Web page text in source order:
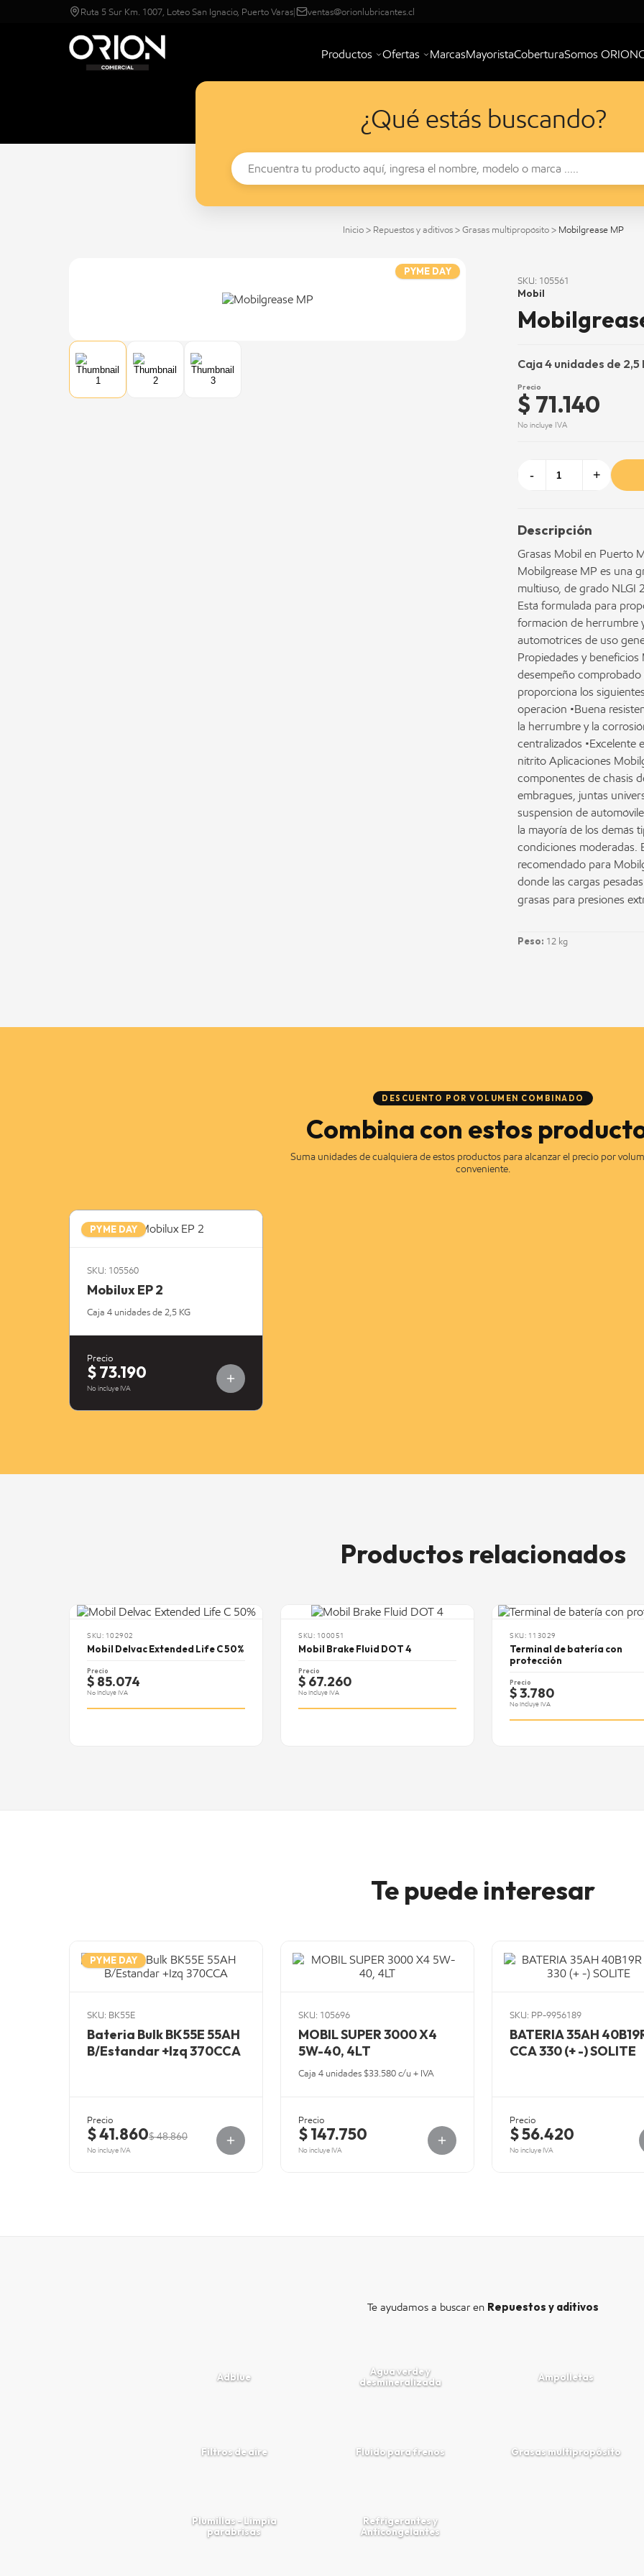
Ruta 5 Sur Km. 1007, Loteo San Ignacio, Puerto Varas| ventas@orionlubricantes.cl
Productos Ofertas MarcasMayoristaCoberturaSomos ORION
¿Qué estás buscando?
Inicio > Repuestos y aditivos > Grasas multipropósito > Mobilgrease MP
PYME DAY
SKU: 105561
Mobil
Caja 4 unidades de 2,5
Precio
$ 71.140
No incluye IVA
- +
Descripción
Grasas Mobil en Puerto
Mobilgrease MP es una
multiuso, de grado NLGI
Está formulada para
formación de herrumbre
automotrices de uso
Propiedades y
desempeño
proporciona los
operación •Buena
la herrumbre y la
centralizados •Excelente
nitrito Aplicaciones
componentes de chasis
embragues, juntas
suspensión de
la mayoría de los demás
condiciones moderadas.
recomendado para
donde las cargas
grasas para presiones
Peso: 12 kg
DESCUENTO POR VOLUMEN COMBINADO
Combina con estos
Suma unidades de cualquiera de estos productos para alcanzar el precio por
conveniente.
PYME DAY
SKU: 105560
Mobilux EP 2
Caja 4 unidades de 2,5 KG
Precio
$ 73.190
No incluye IVA
Productos relacionados
SKU: 102902
Mobil Delvac Extended Life C 50%
Precio
$ 85.074
No Incluye IVA
SKU: 100051
Mobil Brake Fluid DOT 4
Precio
$ 67.260
No Incluye IVA
SKU: 113029
Terminal de batería con
protección
Precio
$ 3.780
No Incluye IVA
Te puede interesar
PYME DAY
SKU: BK55E
Bateria Bulk BK55E 55AH
B/Estandar +Izq 370CCA
Precio
$ 41.860$ 48.860
No incluye IVA
SKU: 105696
MOBIL SUPER 3000 X4
5W-40, 4LT
Caja 4 unidades $33.580 c/u + IVA
Precio
$ 147.750
No incluye IVA
SKU: PP-9956189
BATERIA 35AH
CCA 330 (+ -) SOLITE
Precio
$ 56.420
No incluye IVA
Te ayudamos a buscar en Repuestos y aditivos
Adblue
Agua verde y
desmineralizada
Ampolletas
Filtros de aire Fluido para frenos Grasas multipropósito
Plumillas - Limpia
parabrisas
Refrigerantes y
Anticongelantes